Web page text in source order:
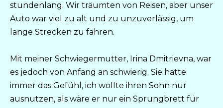
stundenlang. Wir träumten von Reisen, aber unser
Auto war viel zu alt und zu unzuverlässig, um
lange Strecken zu fahren.
Mit meiner Schwiegermutter, Irina Dmitrievna, war
es jedoch von Anfang an schwierig. Sie hatte
immer das Gefühl, ich wollte ihren Sohn nur
ausnutzen, als wäre er nur ein Sprungbrett für